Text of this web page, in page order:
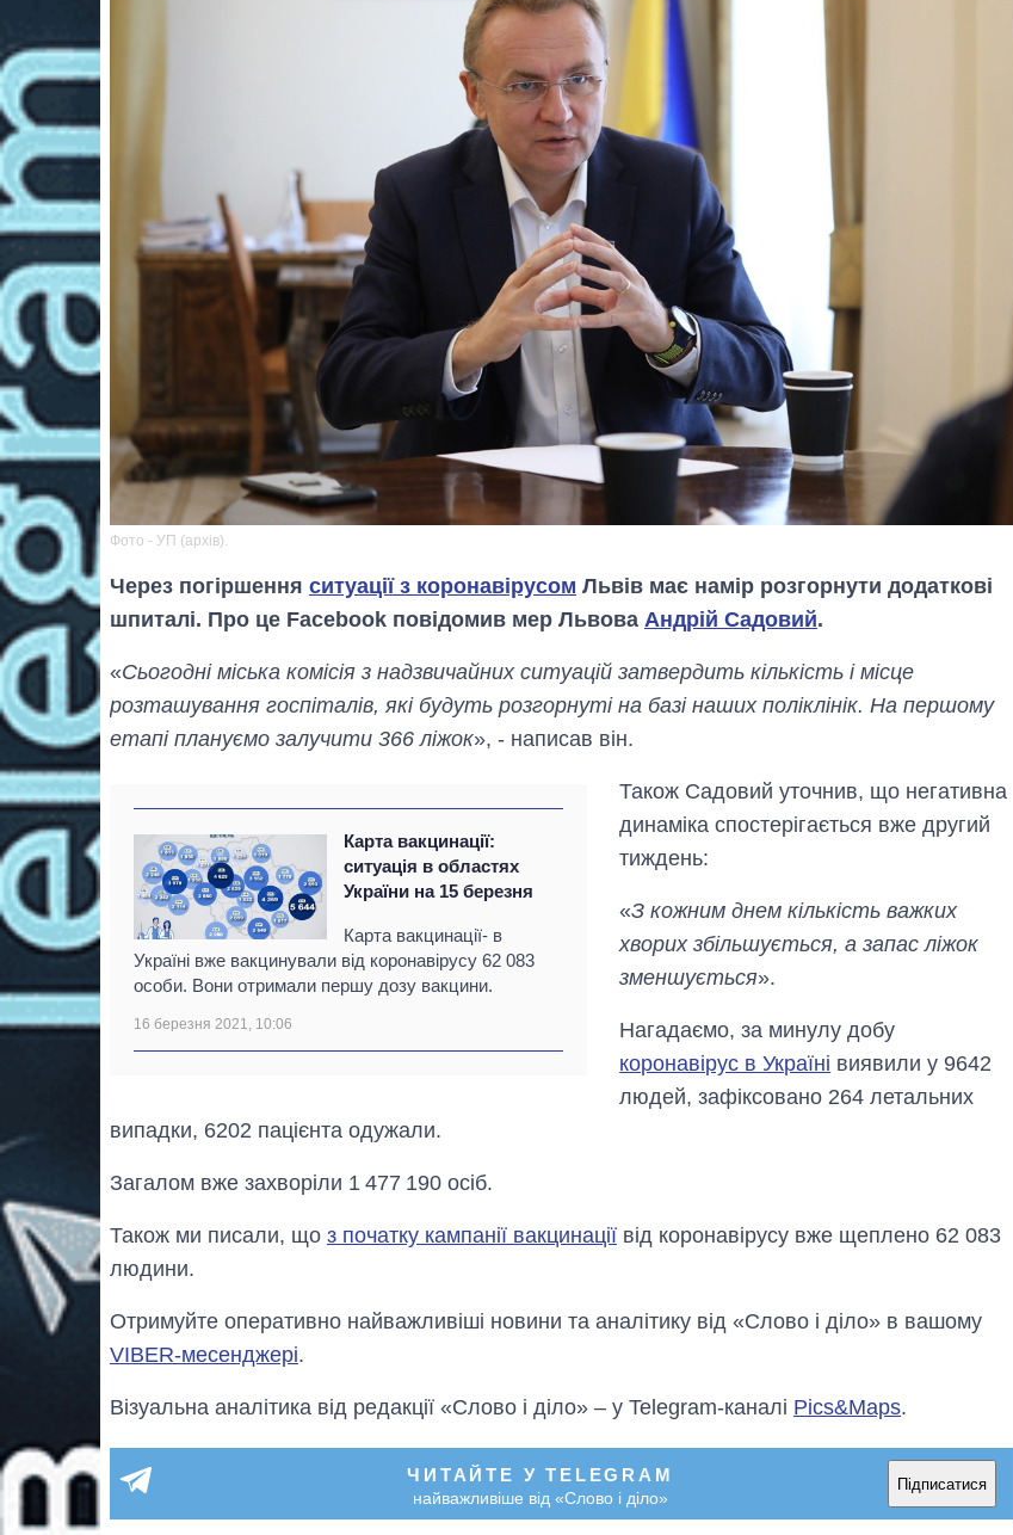
Фото - УП (архів).
Через погіршення ситуації з коронавірусом Львів має намір розгорнути додаткові
шпиталі. Про це Facebook повідомив мер Львова Андрій Садовий.
«Сьогодні міська комісія з надзвичайних ситуацій затвердить кількість і місце
розташування госпіталів, які будуть розгорнуті на базі наших поліклінік. На першому
етапі плануємо залучити 366 ліжок», - написав він.
Карта вакцинації:
ситуація в областях
України на 15 березня
Карта вакцинації- в
Україні вже вакцинували від коронавірусу 62 083
особи. Вони отримали першу дозу вакцини.
16 березня 2021, 10:06
Також Садовий уточнив, що негативна
динаміка спостерігається вже другий
тиждень:
«З кожним днем кількість важких
хворих збільшується, а запас ліжок
зменшується».
Нагадаємо, за минулу добу
коронавірус в Україні виявили у 9642
людей, зафіксовано 264 летальних
випадки, 6202 пацієнта одужали.
Загалом вже захворіли 1 477 190 осіб.
Також ми писали, що з початку кампанії вакцинації від коронавірусу вже щеплено 62 083
людини.
Отримуйте оперативно найважливіші новини та аналітику від «Слово і діло» в вашому
VIBER-месенджері.
Візуальна аналітика від редакції «Слово і діло» – у Telegram-каналі Pics&Maps.
ЧИТАЙТЕ У TELEGRAM
найважливіше від «Слово і діло»
Підписатися
Економіка ШІ-
гігантів: скільки
Anthropic